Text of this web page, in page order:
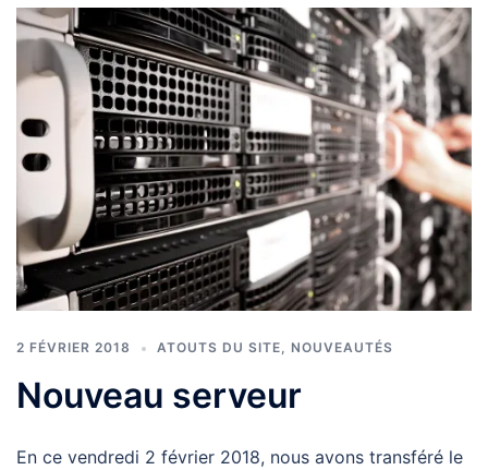
2 FÉVRIER 2018 ATOUTS DU SITE, NOUVEAUTÉS
Nouveau serveur
En ce vendredi 2 février 2018, nous avons transféré le